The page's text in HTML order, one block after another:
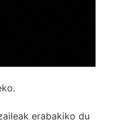
erabakiko du